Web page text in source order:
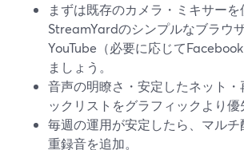
まずは既存のカメラ・ミキサーを
StreamYardのシンプルなブラウ
YouTube（必要に応じて
ましょう。
音声の明瞭さ・安定したネット・
ックリストをグラフィックより優
毎週の運用が安定したら、マル
重録音を追加。